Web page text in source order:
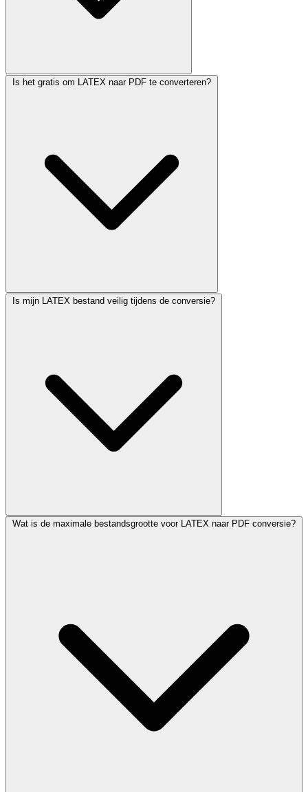
Is het gratis om LATEX naar PDF te converteren?
Is mijn LATEX bestand veilig tijdens de conversie?
Wat is de maximale bestandsgrootte voor LATEX naar PDF conversie?